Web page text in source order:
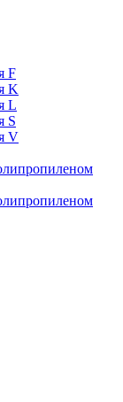
F
K
L
S
V